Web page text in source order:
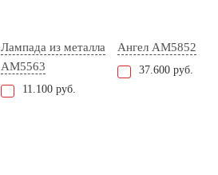
Лампада из металла
AM5563
11.100 руб.
Ангел AM5852
37.600 руб.